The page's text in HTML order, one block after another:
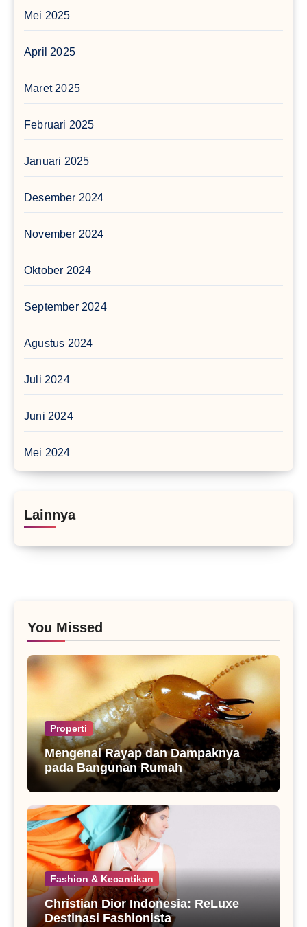
Mei 2025
April 2025
Maret 2025
Februari 2025
Januari 2025
Desember 2024
November 2024
Oktober 2024
September 2024
Agustus 2024
Juli 2024
Juni 2024
Mei 2024
Lainnya
You Missed
Properti
Mengenal Rayap dan Dampaknya
pada Bangunan Rumah
Fashion & Kecantikan
Christian Dior Indonesia: ReLuxe
Destinasi Fashionista